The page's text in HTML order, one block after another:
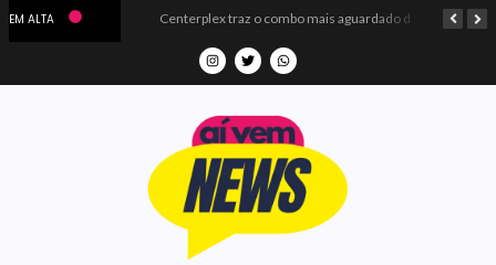
EM ALTA